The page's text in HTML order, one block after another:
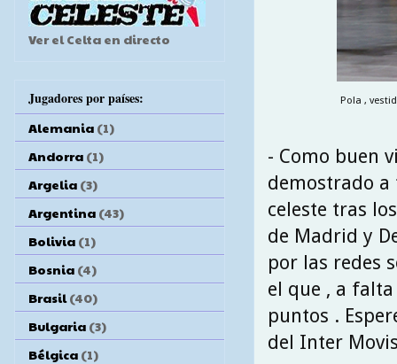
Pola ,
- Como buen
demostrado a
celeste tras
de Madrid y
por las redes
el que , a
puntos .
del Inter
Ver el Celta en directo
Jugadores por países:
Alemania (1)
Andorra (1)
Argelia (3)
Argentina (43)
Bolivia (1)
Bosnia (4)
Brasil (40)
Bulgaria (3)
Bélgica (1)